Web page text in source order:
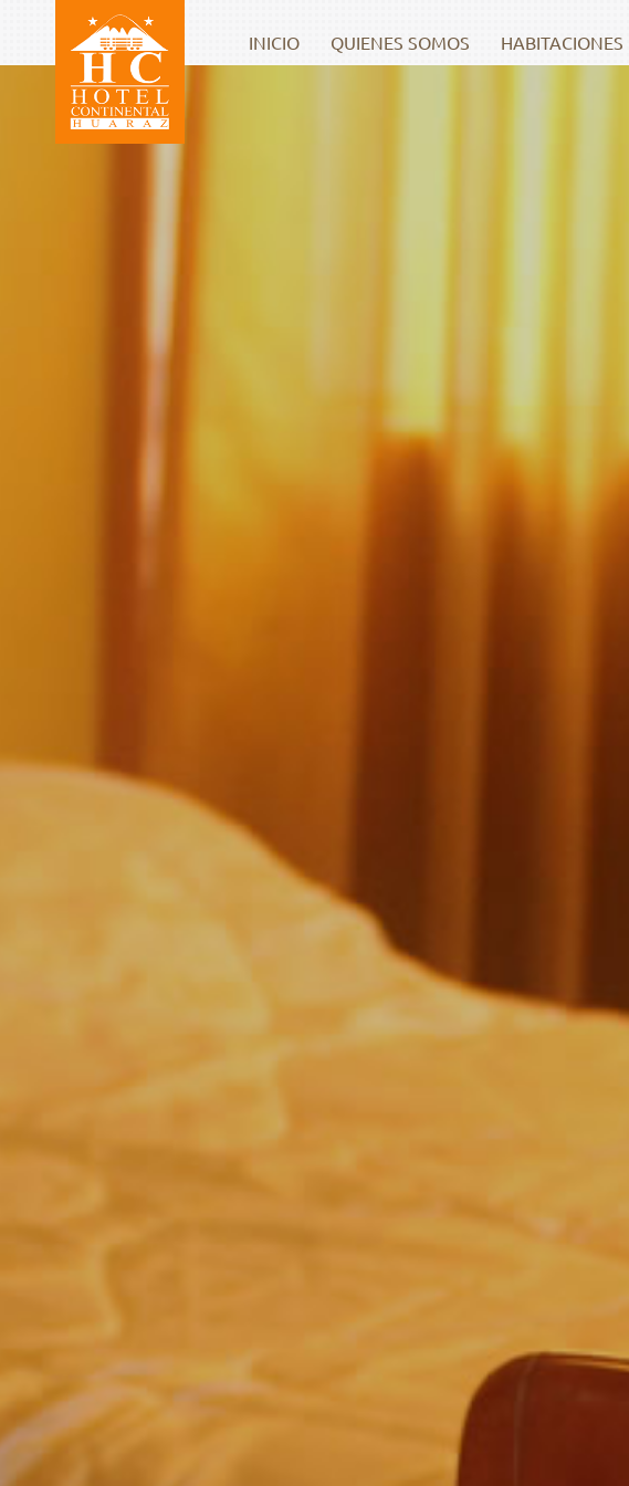
INICIO QUIENES SOMOS HABITACIONES